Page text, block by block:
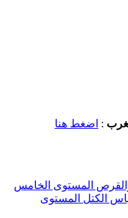
: اضغط هنا
المستوى الخامس
الكتل المستوى